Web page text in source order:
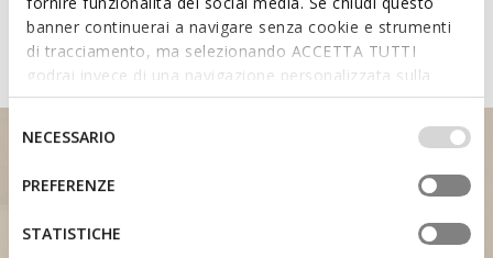
banner continuerai a navigare senza cookie e strumenti
di tracciamento, ma selezionando ACCETTA TUTTI
godrai invece di una navigazione personalizzata sulla
base dei tuoi gusti ed interessi. Selezionando
IMPOSTAZIONI potrai anche scegliere quali cookies ed
altri strumenti di tracciamento autorizzare. Per maggiori
informazioni o per modificare in qualsiasi momento le
tue impostazioni, visita la nostra
del
consenso
NECESSARIO
PREFERENZE
STATISTICHE
System